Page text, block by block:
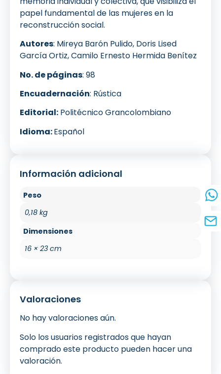
papel fundamental de las mujeres en la
reconstrucción social.
Autores: Mireya Barón Pulido, Doris Lised
García Ortiz, Camilo Ernesto Hermida Benítez
No. de páginas: 98
Encuadernación: Rústica
Editorial: Politécnico Grancolombiano
Idioma:Español
Información adicional
Peso
0,18 kg
Dimensiones
16 × 23 cm
Valoraciones
No hay valoraciones aún.
Solo los usuarios registrados que hayan
comprado este producto pueden hacer una
valoración.